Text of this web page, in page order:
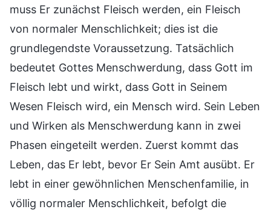
muss Er zunächst Fleisch werden, ein Fleisch
von normaler Menschlichkeit; dies ist die
grundlegendste Voraussetzung. Tatsächlich
bedeutet Gottes Menschwerdung, dass Gott im
Fleisch lebt und wirkt, dass Gott in Seinem
Wesen Fleisch wird, ein Mensch wird. Sein Leben
und Wirken als Menschwerdung kann in zwei
Phasen eingeteilt werden. Zuerst kommt das
Leben, das Er lebt, bevor Er Sein Amt ausübt. Er
lebt in einer gewöhnlichen Menschenfamilie, in
völlig normaler Menschlichkeit, befolgt die